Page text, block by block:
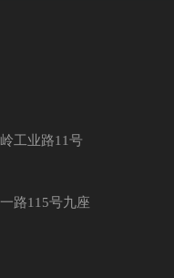
工业路11号
路115号九座